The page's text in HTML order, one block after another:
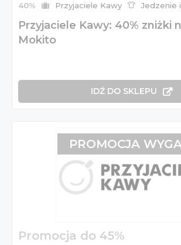
40% Przyjaciele Kawy Jedzenie
Przyjaciele Kawy: 40% zniżki
Mokito
IDŹ DO SKLEPU
Promocja do 45%
PROMOCJA